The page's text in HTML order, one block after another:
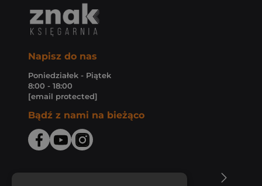
Napisz do nas
Poniedziałek - Piątek
8:00 - 18:00
[email protected]
Bądź z nami na bieżąco